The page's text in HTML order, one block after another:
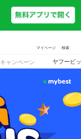
マイページ 検索
キャンペーン ヤフービ